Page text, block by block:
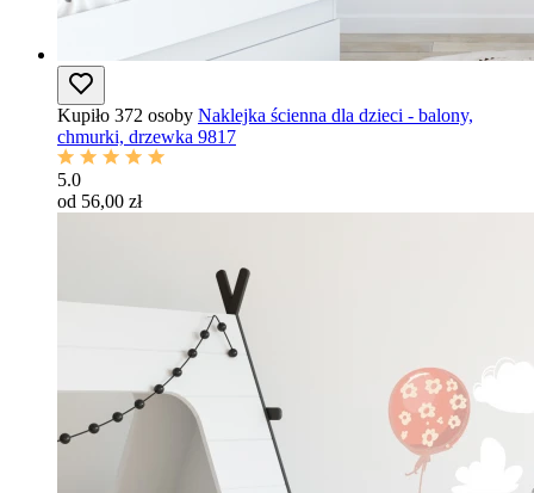
Kupiło 372 osoby Naklejka ścienna dla dzieci - balony,
chmurki, drzewka 9817
5.0
od 56,00 zł